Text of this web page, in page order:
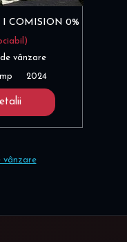
I COMISION 0%
vânzare
2024
vânzare